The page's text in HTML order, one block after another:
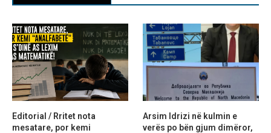
Editorial / Rritet nota
mesatare, por kemi
Arsim Idrizi në kulmin e
verës po bën gjum dimëror,